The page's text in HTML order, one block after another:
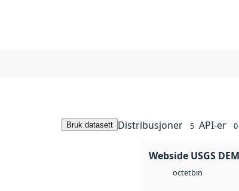
Bruk datasett Distribusjoner 5 API-er 0
Webside USGS DEM
octetbin